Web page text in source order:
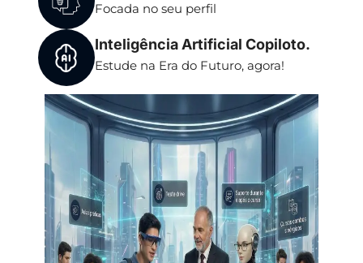
Focada no seu perfil
Inteligência Artificial Copiloto.
Estude na Era do Futuro, agora!